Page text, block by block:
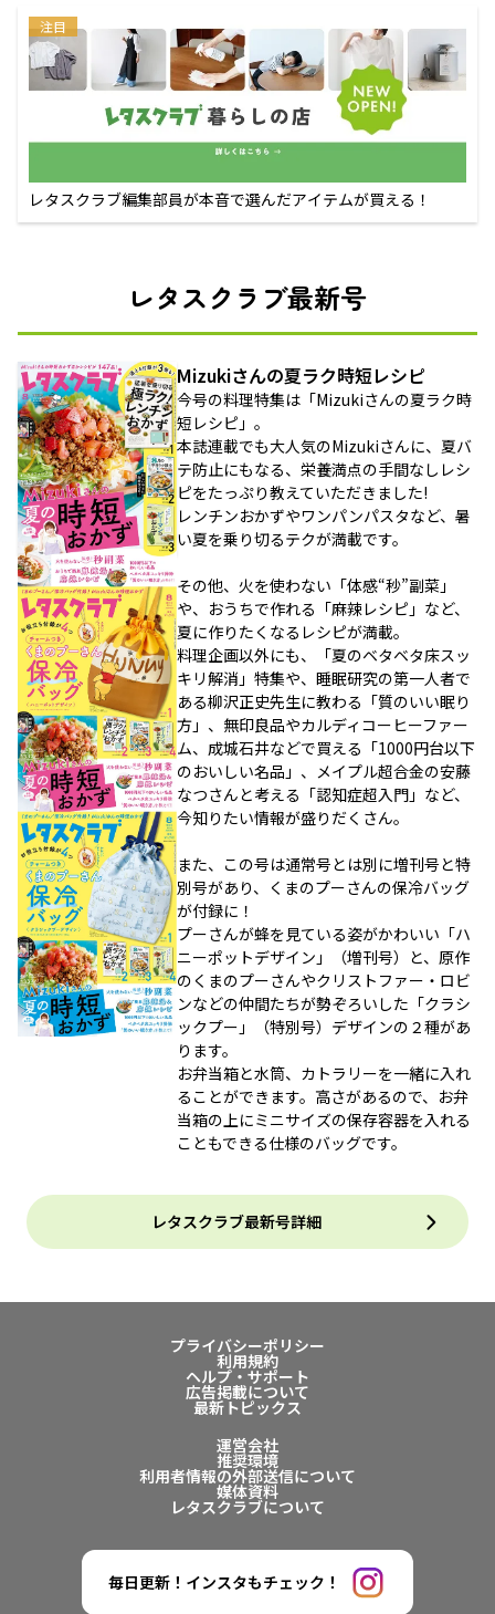
注目
レタスクラブ編集部員が本音で選んだアイテムが買える！
レタスクラブ最新号
Mizukiさんの夏ラク時短レシピ
今号の料理特集は「Mizukiさんの夏ラク時
短レシピ」。
本誌連載でも大人気のMizukiさんに、夏バ
テ防止にもなる、栄養満点の手間なしレシ
ピをたっぷり教えていただきました!
レンチンおかずやワンパンパスタなど、暑
い夏を乗り切るテクが満載です。
その他、火を使わない「体感“秒”副菜」
や、おうちで作れる「麻辣レシピ」など、
夏に作りたくなるレシピが満載。
料理企画以外にも、「夏のベタベタ床スッ
キリ解消」特集や、睡眠研究の第一人者で
ある柳沢正史先生に教わる「質のいい眠り
方」、無印良品やカルディコーヒーファー
ム、成城石井などで買える「1000円台以下
のおいしい名品」、メイプル超合金の安藤
なつさんと考える「認知症超入門」など、
今知りたい情報が盛りだくさん。
また、この号は通常号とは別に増刊号と特
別号があり、くまのプーさんの保冷バッグ
が付録に！
プーさんが蜂を見ている姿がかわいい「ハ
ニーポットデザイン」（増刊号）と、原作
のくまのプーさんやクリストファー・ロビ
ンなどの仲間たちが勢ぞろいした「クラシ
ックプー」（特別号）デザインの２種があ
ります。
お弁当箱と水筒、カトラリーを一緒に入れ
ることができます。高さがあるので、お弁
当箱の上にミニサイズの保存容器を入れる
こともできる仕様のバッグです。
レタスクラブ最新号詳細
プライバシーポリシー
利用規約
ヘルプ・サポート
広告掲載について
最新トピックス
運営会社
推奨環境
利用者情報の外部送信について
媒体資料
レタスクラブについて
毎日更新！インスタもチェック！